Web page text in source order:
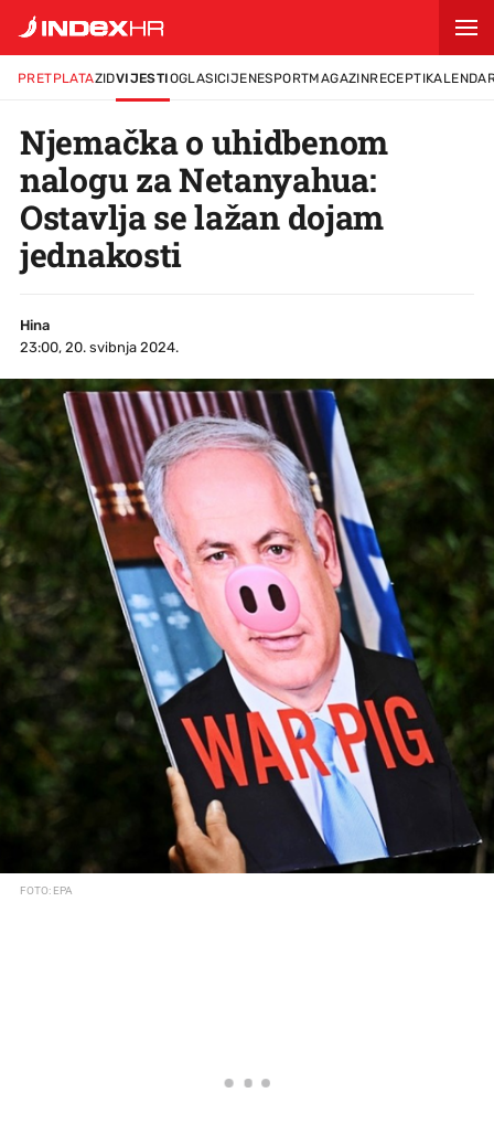
PRETPLATAZIDVIJESTIOGLASICIJENESPORTMAGAZINRECEPTI
Njemačka o uhidbenom
nalogu za Netanyahua:
Ostavlja se lažan dojam
jednakosti
Hina
23:00, 20. svibnja 2024.
FOTO: EPA